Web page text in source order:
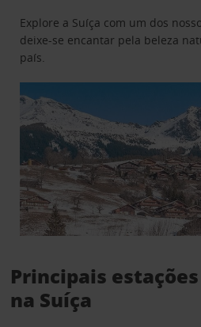
Explore a Suíça com um dos
deixe-se encantar pela beleza
país.
Principais
na Suíça